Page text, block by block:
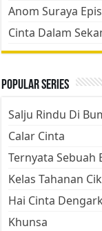
Anom Suraya
Cinta Dalam
Popular Series
Salju Rindu Di
Calar Cinta
Ternyata Sebuah
Kelas Tahanan
Hai Cinta
Khunsa